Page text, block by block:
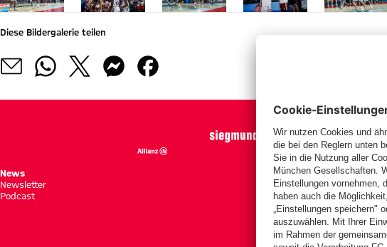
Diese Bildergalerie teilen
News
Newsletter
Podcast
Spielplan
Tabelle
Tickets